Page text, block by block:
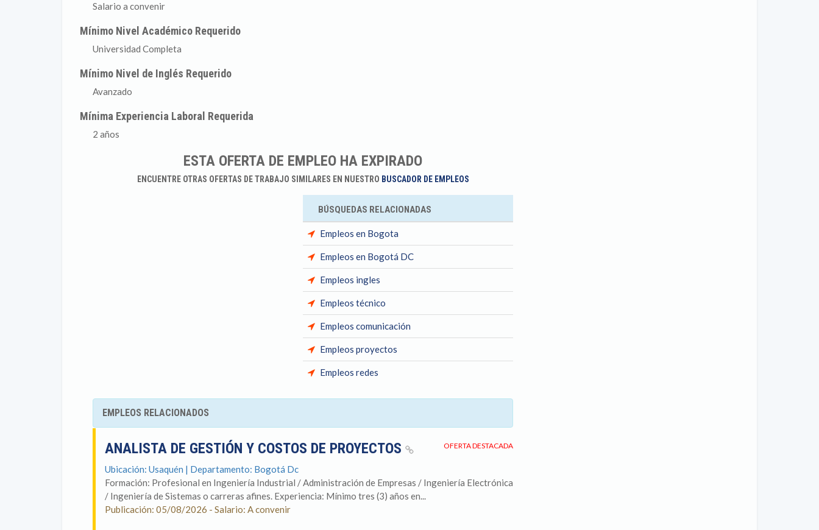
Salario a convenir
Mínimo Nivel Académico Requerido
Universidad Completa
Mínimo Nivel de Inglés Requerido
Avanzado
Mínima Experiencia Laboral Requerida
2 años
ESTA OFERTA DE EMPLEO HA EXPIRADO
ENCUENTRE OTRAS OFERTAS DE TRABAJO SIMILARES EN NUESTRO BUSCADOR DE EMPLEOS
BÚSQUEDAS RELACIONADAS
Empleos en Bogota
Empleos en Bogotá DC
Empleos ingles
Empleos técnico
Empleos comunicación
Empleos proyectos
Empleos redes
EMPLEOS RELACIONADOS
OFERTA DESTACADA
ANALISTA DE GESTIÓN Y COSTOS DE PROYECTOS
Ubicación: Usaquén | Departamento: Bogotá Dc
Formación: Profesional en Ingeniería Industrial / Administración de Empresas / Ingeniería Electrónica
/ Ingeniería de Sistemas o carreras afines. Experiencia: Mínimo tres (3) años en...
Publicación: 05/08/2026 - Salario: A convenir